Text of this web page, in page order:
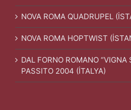
NOVA ROMA QUADRUPEL
NOVA ROMA HOPTWIST
DAL FORNO ROMANO “VIGNA
PASSITO 2004 (İTALYA)